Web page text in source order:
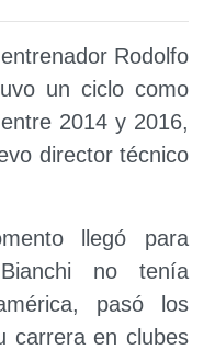
Rodolfo
un ciclo como
2014 y 2016,
director técnico
llegó para
no tenía
pasó los
carrera en clubes